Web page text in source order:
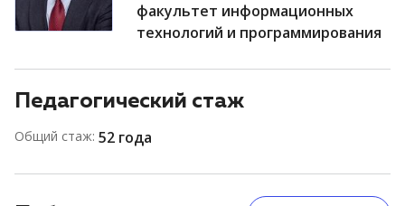
факультет информационных
технологий и программирования
Педагогический стаж
Общий стаж: 52 года